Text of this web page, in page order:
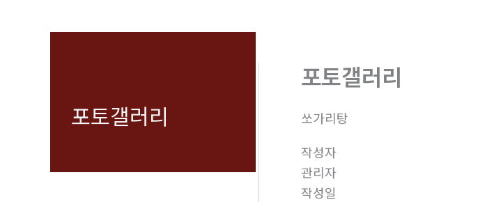
포토갤러리
포토갤러리
쏘가리탕
작성자
관리자
작성일